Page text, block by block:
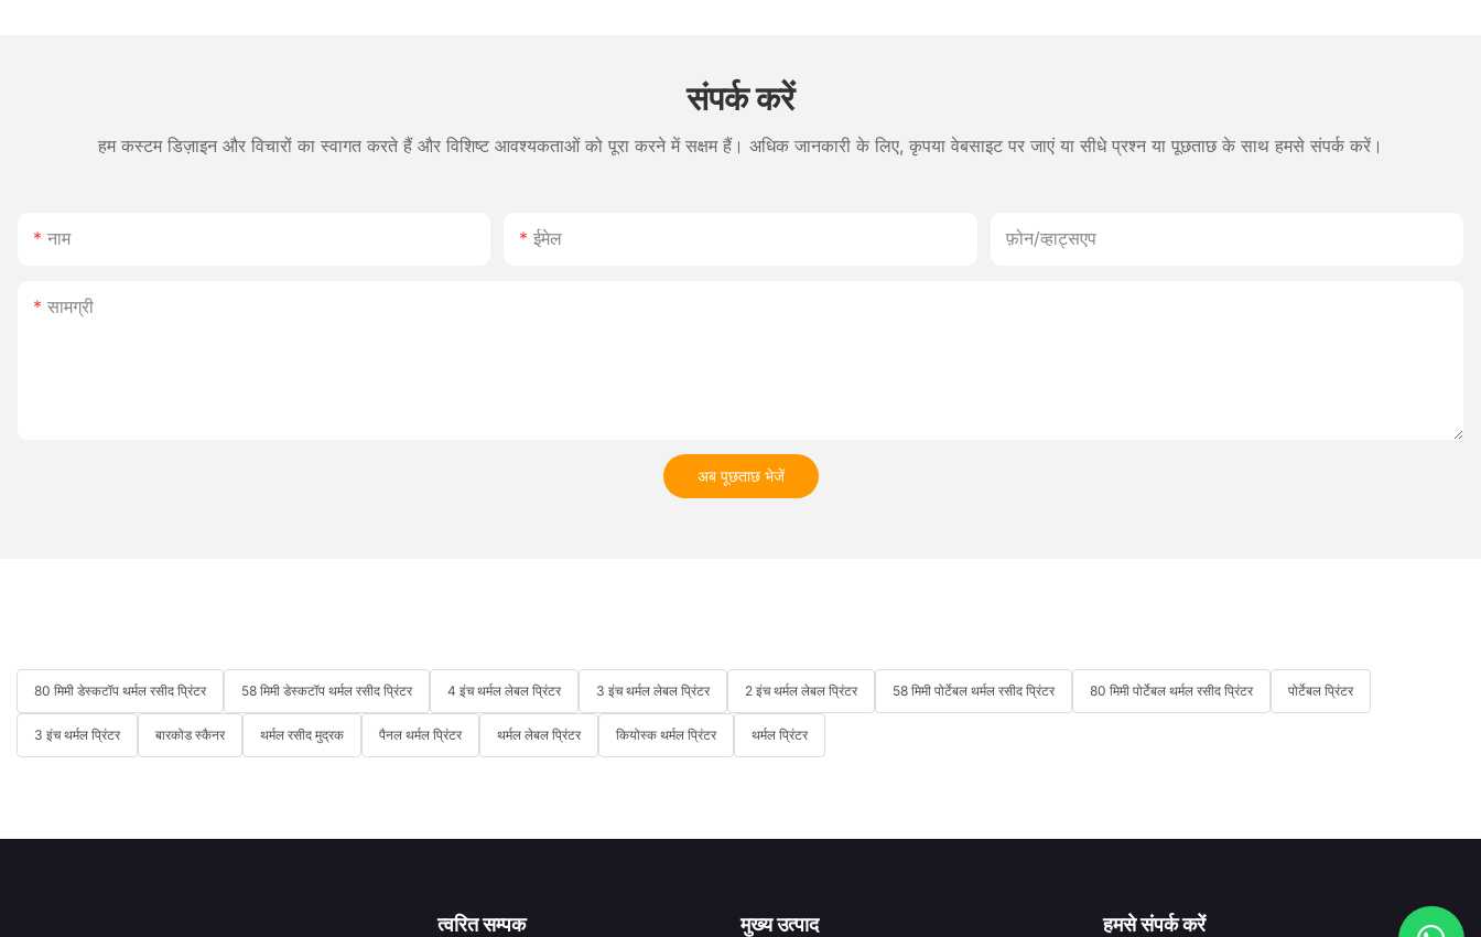
संपर्क करें
हम कस्टम डिज़ाइन और विचारों का स्वागत करते हैं और विशिष्ट आवश्यकताओं को पूरा करने में सक्षम हैं। अधिक जानकारी के लिए, कृपया वेबसाइट पर जाएं या सीधे प्रश्न या पूछताछ के साथ हमसे संपर्क करें।
नाम ईमेल फ़ोन/व्हाट्सएप
सामग्री
अब पूछताछ भेजें
80 मिमी डेस्कटॉप थर्मल रसीद प्रिंटर 58 मिमी डेस्कटॉप थर्मल रसीद प्रिंटर 4 इंच थर्मल लेबल प्रिंटर 3 इंच थर्मल लेबल प्रिंटर 2 इंच थर्मल लेबल प्रिंटर 58 मिमी पोर्टेबल थर्मल रसीद प्रिंटर 80 मिमी पोर्टेबल थर्मल रसीद प्रिंटर पोर्टेबल प्रिंटर
3 इंच थर्मल प्रिंटर बारकोड स्कैनर थर्मल रसीद मुद्रक पैनल थर्मल प्रिंटर थर्मल लेबल प्रिंटर कियोस्क थर्मल प्रिंटर थर्मल प्रिंटर
त्वरित सम्पक मुख्य उत्पाद हमसे संपर्क करें